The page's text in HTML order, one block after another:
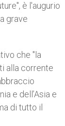
è l'augurio
grave
che "la
alla corrente
e dell’Asia e
di tutto il